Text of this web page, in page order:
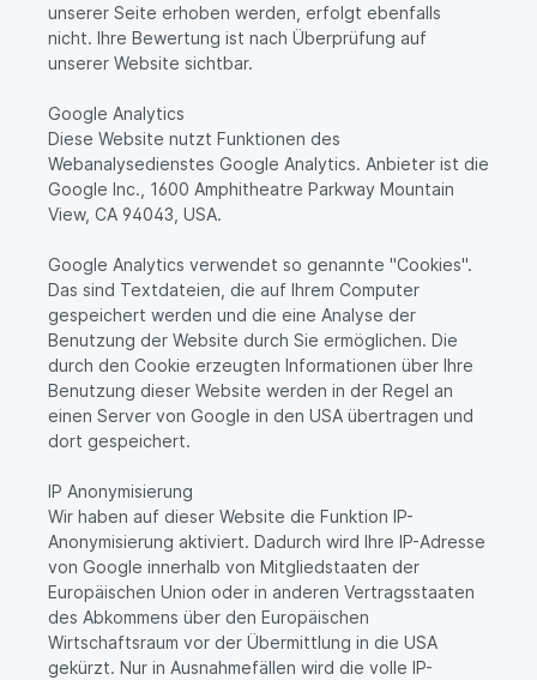
unserer Seite erhoben werden, erfolgt ebenfalls
nicht. Ihre Bewertung ist nach Überprüfung auf
unserer Website sichtbar.
Google Analytics
Diese Website nutzt Funktionen des
Webanalysedienstes Google Analytics. Anbieter ist die
Google Inc., 1600 Amphitheatre Parkway Mountain
View, CA 94043, USA.
Google Analytics verwendet so genannte "Cookies".
Das sind Textdateien, die auf Ihrem Computer
gespeichert werden und die eine Analyse der
Benutzung der Website durch Sie ermöglichen. Die
durch den Cookie erzeugten Informationen über Ihre
Benutzung dieser Website werden in der Regel an
einen Server von Google in den USA übertragen und
dort gespeichert.
IP Anonymisierung
Wir haben auf dieser Website die Funktion IP-
Anonymisierung aktiviert. Dadurch wird Ihre IP-Adresse
von Google innerhalb von Mitgliedstaaten der
Europäischen Union oder in anderen Vertragsstaaten
des Abkommens über den Europäischen
Wirtschaftsraum vor der Übermittlung in die USA
gekürzt. Nur in Ausnahmefällen wird die volle IP-